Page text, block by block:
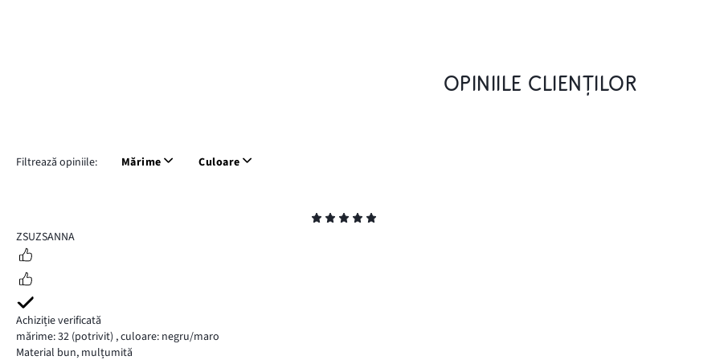
OPINIILE CLIENȚILOR
Filtrează opiniile: Mărime Culoare
5
ZSUZSANNA
Achiziție verificată
mărime: 32 (potrivit) ,culoare: negru/maro
Material bun, mulțumită